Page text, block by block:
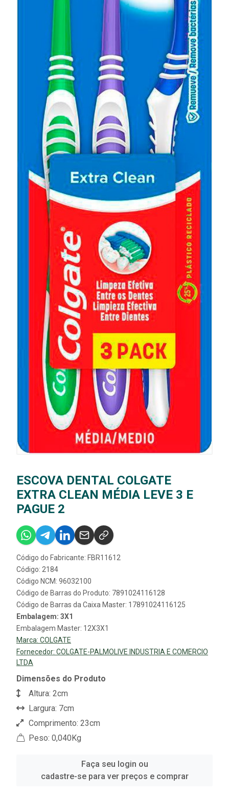
ESCOVA DENTAL COLGATE
EXTRA CLEAN MÉDIA LEVE 3 E
PAGUE 2
Código do Fabricante: FBR11612
Código: 2184
Código NCM: 96032100
Código de Barras do Produto: 7891024116128
Código de Barras da Caixa Master: 17891024116125
Embalagem: 3X1
Embalagem Master: 12X3X1
Marca: COLGATE
Fornecedor: COLGATE-PALMOLIVE INDUSTRIA E COMERCIO
LTDA
Dimensões do Produto
Altura: 2cm
Largura: 7cm
Comprimento: 23cm
Peso: 0,040Kg
Faça seu login ou
cadastre-se para ver preços e comprar